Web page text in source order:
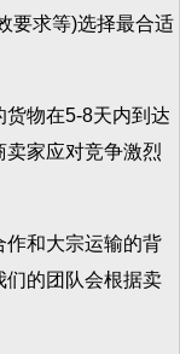
要求等)选择最合适
物在5-8天内到达
家应对竞争激烈
和大宗运输的背
们的团队会根据卖